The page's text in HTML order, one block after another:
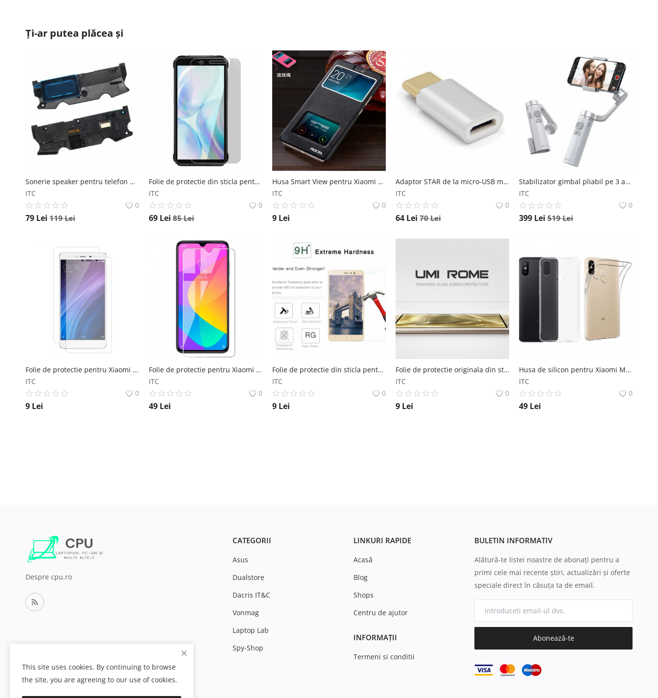
Ți-ar putea plăcea și
Sonerie speaker pentru telefon mobil Ulefone Power Armor 13 Ulefone
ITC
0
79 Lei 119Lei
Folie de protectie din sticla pentru Blackview BV5100 si Blackview BV5100 Pro Blackview
ITC
0
69 Lei 85Lei
Husa Smart View pentru Xiaomi Redmi 4 4 Pro 4 Prime Xiaomi
ITC
0
9 Lei
Adaptor STAR de la micro-USB mama la USB Type-C tata Star
ITC
0
64 Lei 70Lei
Stabilizator gimbal pliabil pe 3 axe FunSnap Capture π (PI) pentru smartphone, Giroscop, Bluetooth, Carcasa metalica, 4500mAh FunSnap
ITC
0
399 Lei 519Lei
Folie de protectie pentru Xiaomi Redmi PRO FullBody (Fata+Spate) Xiaomi
ITC
0
9 Lei
Folie de protectie pentru Xiaomi Mi 9 lite CC9
ITC
0
49 Lei
Folie de protectie din sticla pentru UMi Super MAX
ITC
0
9 Lei
Folie de protectie originala din sticla pentru Umi Rome Rome X
ITC
0
9 Lei
Husa de silicon pentru Xiaomi Mi Max 3 Xiaomi
ITC
0
49 Lei
Despre cpu.ro
CATEGORII
Asus
Dualstore
Dacris IT&C
Vonmag
Laptop Lab
Spy-Shop
LINKURI RAPIDE
Acasă
Blog
Shops
Centru de ajutor
INFORMAȚII
Termeni si conditii
BULETIN INFORMATIV
Alătură-te listei noastre de abonați pentru a
primi cele mai recente știri, actualizări și oferte
speciale direct în căsuța ta de email.
Abonează-te
This site uses cookies. By continuing to browse
the site, you are agreeing to our use of cookies.